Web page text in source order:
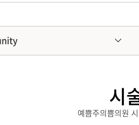
시
예쁨주의쁨의원